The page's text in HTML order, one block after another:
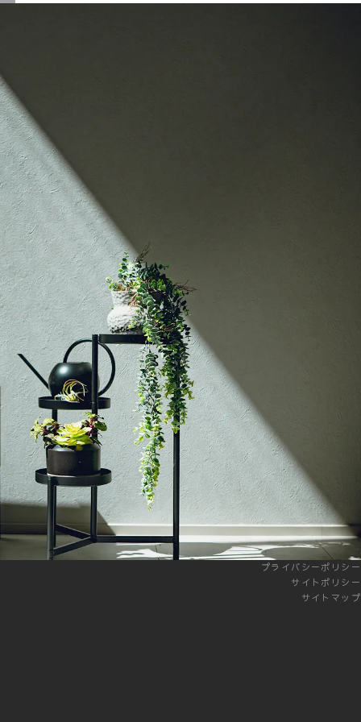
プライバシーポリシー
サイトポリシー
サイトマップ